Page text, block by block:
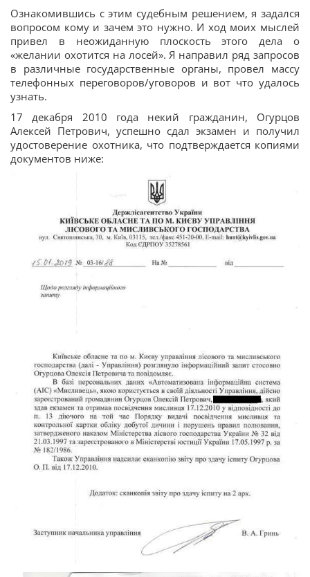
Ознакомившись с этим судебным решением, я задался
вопросом кому и зачем это нужно. И ход моих мыслей
привел в неожиданную плоскость этого дела о
«желании охотится на лосей». Я направил ряд запросов
в различные государственные органы, провел массу
телефонных переговоров/уговоров и вот что удалось
узнать.
17 декабря 2010 года некий гражданин, Огурцов
Алексей Петрович, успешно сдал экзамен и получил
удостоверение охотника, что подтверждается копиями
документов ниже: